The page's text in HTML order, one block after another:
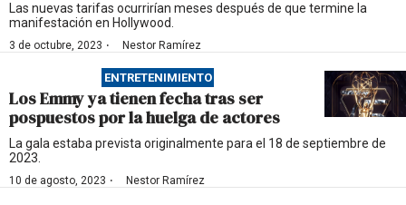
Las nuevas tarifas ocurrirían meses después de que termine la
manifestación en Hollywood.
3 de octubre, 2023 · Nestor Ramírez
ENTRETENIMIENTO
Los Emmy ya tienen fecha tras ser
pospuestos por la huelga de actores
La gala estaba prevista originalmente para el 18 de septiembre de
2023.
10 de agosto, 2023 · Nestor Ramírez